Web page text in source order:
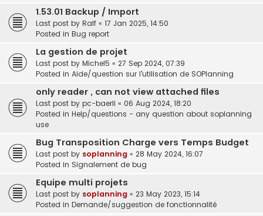
1.53.01 Backup / Import
Last post by Ralf « 17 Jan 2025, 14:50
Posted in Bug report
La gestion de projet
Last post by Michel5 « 27 Sep 2024, 07:39
Posted in Aide/question sur l'utilisation de SOPlanning
only reader , can not view attached files
Last post by pc-baerli « 06 Aug 2024, 18:20
Posted in Help/questions - any question about soplanning
use
Bug Transposition Charge vers Temps Budget
Last post by soplanning « 28 May 2024, 16:07
Posted in Signalement de bug
Equipe multi projets
Last post by soplanning « 23 May 2023, 15:14
Posted in Demande/suggestion de fonctionnalité